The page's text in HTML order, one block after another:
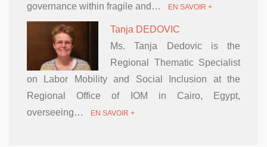
governance within fragile and…
EN SAVOIR +
Tanja DEDOVIC
Ms. Tanja Dedovic is the
Regional Thematic Specialist
on Labor Mobility and Social Inclusion at the
Regional Office of IOM in Cairo, Egypt,
overseeing…
EN SAVOIR +